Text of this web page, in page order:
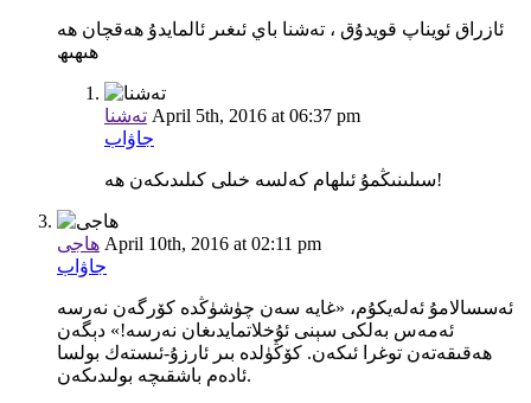
ئازراق ئويناپ قويدۇق ، تەشنا باي ئىغىر ئالمايدۇ ھەقچان ھە
ھىھىھ
تەشنا April 5th, 2016 at 06:37 pm
جاۋاب
سىلىنىڭمۇ ئىلھام كەلسە خىلى كىلىدىكەن ھە!
ھاجى April 10th, 2016 at 02:11 pm
جاۋاب
ئەسسالامۇ ئەلەيكۇم، «غايە سەن چۈشۈڭدە كۆرگەن نەرسە
ئەمەس بەلكى سېنى ئۇخلاتمايدىغان نەرسە!» دېگەن
ھەقىقەتەن توغرا ئىكەن. كۆڭۈلدە بىر ئارزۇ-ئىستەك بولسا
ئادەم باشقىچە بولىدىكەن.